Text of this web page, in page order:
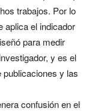
trabajos. Por lo
aplica el indicador
para medir
y es el
publicaciones y las
confusión en el